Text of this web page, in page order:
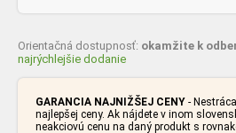
Orientačná dostupnosť: okamžite k
najrýchlejšie dodanie
GARANCIA NAJNIŽŠEJ CENY -
najlepšej ceny. Ak nájdete v inom
neakciovú cenu na daný produkt s